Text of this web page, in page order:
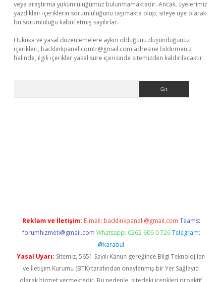
veya araştırma yükümlülüğümüz bulunmamaktadır. Ancak, üyelerimiz
yazdıkları içeriklerin sorumluluğunu taşımakta olup, siteye üye olarak
bu sorumluluğu kabul etmiş sayılırlar.
Hukuka ve yasal düzenlemelere aykırı olduğunu düşündüğünüz
içerikleri, backlinkpanelicomtr@gmail.com adresine bildirmeniz
halinde, ilgili içerikler yasal süre içerisinde sitemizden kaldırılacaktır.
Reklam ve İletişim: E-mail: backlinkpaneli@gmail.com Teams:
forumhizmeti@gmail.com Whatsapp: 0262 606 0 726 Telegram:
@karabul
Yasal Uyarı: Sitemiz, 5651 Sayılı Kanun gereğince Bilgi Teknolojileri
ve İletişim Kurumu (BTK) tarafından onaylanmış bir Yer Sağlayıcı
olarak hizmet vermektedir. Bu nedenle, sitedeki içerikleri proaktif